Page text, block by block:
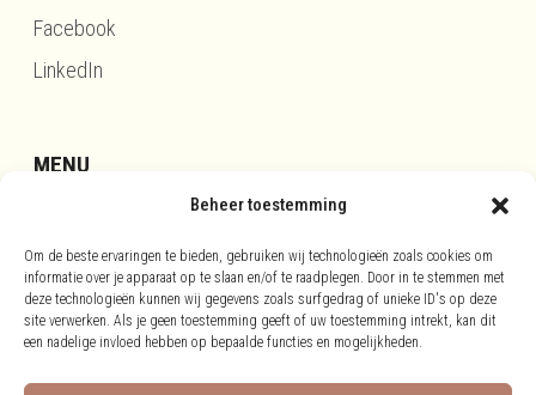
Beheer toestemming
Om de beste ervaringen te bieden, gebruiken wij technologieën zoals cookies om
informatie over je apparaat op te slaan en/of te raadplegen. Door in te stemmen met
deze technologieën kunnen wij gegevens zoals surfgedrag of unieke ID's op deze
site verwerken. Als je geen toestemming geeft of uw toestemming intrekt, kan dit
een nadelige invloed hebben op bepaalde functies en mogelijkheden.
Facebook
LinkedIn
MENU
Disclaimer
Privacy
Cookies